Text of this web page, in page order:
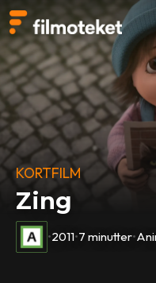
KORTFILM
Zing
•2011•7 minutter•